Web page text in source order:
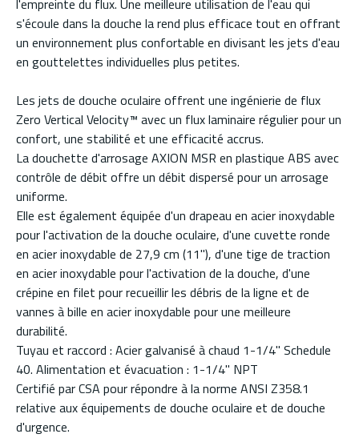
l'empreinte du flux. Une meilleure utilisation de l'eau qui
s'écoule dans la douche la rend plus efficace tout en offrant
un environnement plus confortable en divisant les jets d'eau
en gouttelettes individuelles plus petites.
Les jets de douche oculaire offrent une ingénierie de flux
Zero Vertical Velocity™ avec un flux laminaire régulier pour un
confort, une stabilité et une efficacité accrus.
La douchette d'arrosage AXION MSR en plastique ABS avec
contrôle de débit offre un débit dispersé pour un arrosage
uniforme.
Elle est également équipée d'un drapeau en acier inoxydable
pour l'activation de la douche oculaire, d'une cuvette ronde
en acier inoxydable de 27,9 cm (11"), d'une tige de traction
en acier inoxydable pour l'activation de la douche, d'une
crépine en filet pour recueillir les débris de la ligne et de
vannes à bille en acier inoxydable pour une meilleure
durabilité.
Tuyau et raccord : Acier galvanisé à chaud 1-1/4" Schedule
40. Alimentation et évacuation : 1-1/4" NPT
Certifié par CSA pour répondre à la norme ANSI Z358.1
relative aux équipements de douche oculaire et de douche
d'urgence.